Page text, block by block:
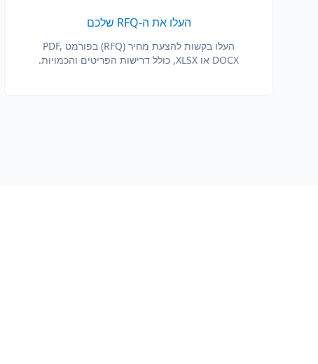
העלו את ה-RFQ שלכם
העלו בקשות להצעת מחיר (RFQ) בפורמט PDF,
DOCX או XLSX, כולל דרישות הפריטים והכמויות.